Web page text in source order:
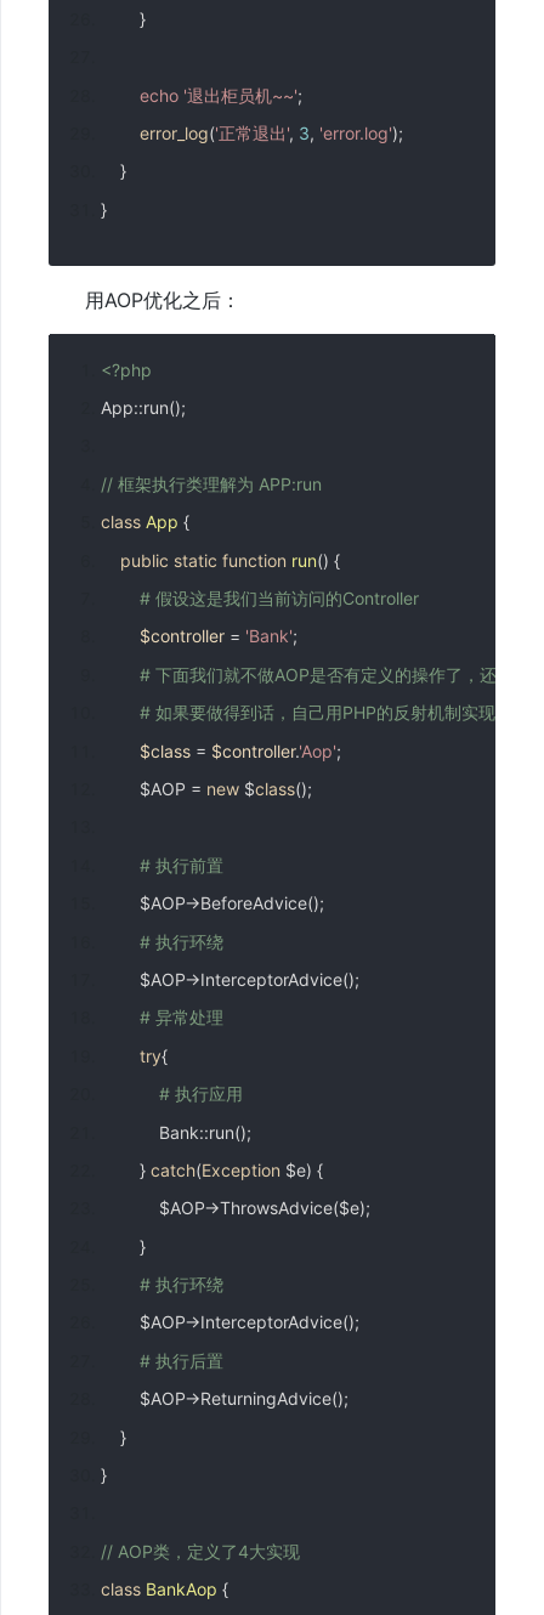
}
echo '退出柜员机~~';
error_log('正常退出', 3, 'error.log');
}
}
用AOP优化之后：
<?php
App::run();
// 框架执行类理解为 APP:run
class App {
public static function run() {
# 假设这是我们当前访问的Controller
$controller = 'Bank';
# 下面我们就不做AOP是否有定义的操作了，还有
# 如果要做得到话，自己用PHP的反射机制实现
$class = $controller.'Aop';
        $AOP
= new $class();
# 执行前置
        $AOP
->BeforeAdvice();
# 执行环绕
        $AOP
->InterceptorAdvice();
# 异常处理
try{
# 执行应用
Bank::run();
} catch(Exception $e) {
            $AOP
->ThrowsAdvice($e);
}
# 执行环绕
        $AOP
->InterceptorAdvice();
# 执行后置
        $AOP
->ReturningAdvice();
}
}
// AOP类，定义了4大实现
class BankAop {